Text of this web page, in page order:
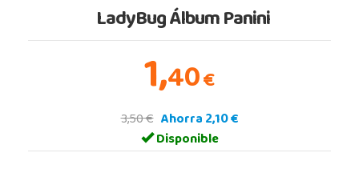
LadyBug Álbum Panini
1,40€
3,50 € Ahorra 2,10 €
Disponible